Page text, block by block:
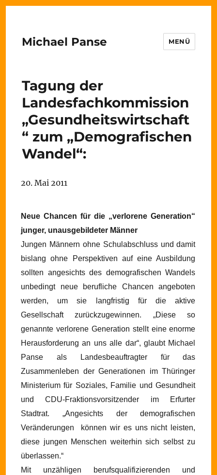
Michael Panse MENÜ
Tagung der
Landesfachkommission
„Gesundheitswirtschaft
“ zum „Demografischen
Wandel“:
20. Mai 2011
Neue Chancen für die „verlorene Generation“
junger, unausgebildeter Männer
Jungen Männern ohne Schulabschluss und damit
bislang ohne Perspektiven auf eine Ausbildung
sollten angesichts des demografischen Wandels
unbedingt neue berufliche Chancen angeboten
werden, um sie langfristig für die aktive
Gesellschaft zurückzugewinnen. „Diese so
genannte verlorene Generation stellt eine enorme
Herausforderung an uns alle dar“, glaubt Michael
Panse als Landesbeauftragter für das
Zusammenleben der Generationen im Thüringer
Ministerium für Soziales, Familie und Gesundheit
und CDU-Fraktionsvorsitzender im Erfurter
Stadtrat. „Angesichts der demografischen
Veränderungen
können wir es uns nicht leisten,
diese jungen Menschen weiterhin sich selbst zu
überlassen.“
Mit unzähligen berufsqualifizierenden und